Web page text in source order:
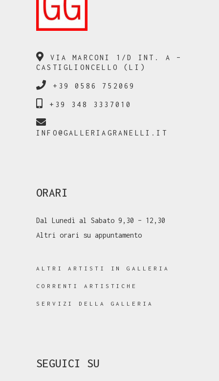
VIA MARCONI 1/D INT. A –
CASTIGLIONCELLO (LI)
+39 0586 752069
+39 348 3337010
INFO@GALLERIAGRANELLI.IT
ORARI
Dal Lunedì al Sabato 9,30 – 12,30
Altri orari su appuntamento
ALTRI ARTISTI IN GALLERIA
CORRENTI ARTISTICHE
SERVIZI DELLA GALLERIA
SEGUICI SU